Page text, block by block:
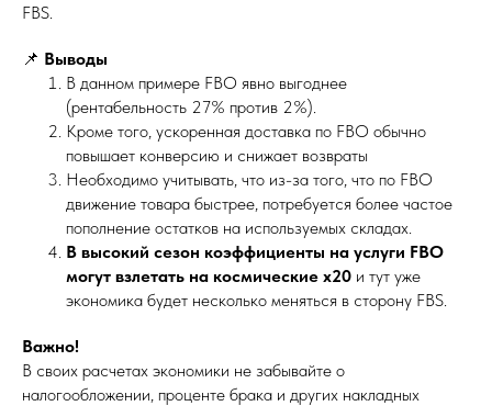
FBS.
📌 Выводы
В данном примере FBO явно выгоднее
(рентабельность 27% против 2%).
Кроме того, ускоренная доставка по FBO обычно
повышает конверсию и снижает возвраты
Необходимо учитывать, что из-за того, что по FBO
движение товара быстрее, потребуется более частое
пополнение остатков на используемых складах.
В высокий сезон коэффициенты на услуги FBO
могут взлетать на космические х20 и тут уже
экономика будет несколько меняться в сторону FBS.
Важно!
В своих расчетах экономики не забывайте о
налогообложении, проценте брака и других накладных